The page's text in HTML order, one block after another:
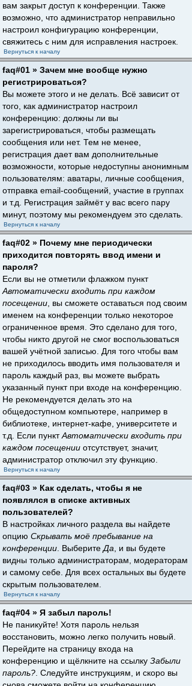
вам закрыт доступ к конференции. Также
возможно, что администратор неправильно
настроил конфигурацию конференции,
свяжитесь с ним для исправления настроек.
Вернуться к началу
faq#01 » Зачем мне вообще нужно
регистрироваться?
Вы можете этого и не делать. Всё зависит от
того, как администратор настроил
конференцию: должны ли вы
зарегистрироваться, чтобы размещать
сообщения или нет. Тем не менее,
регистрация дает вам дополнительные
возможности, которые недоступны анонимным
пользователям: аватары, личные сообщения,
отправка email-сообщений, участие в группах
и т.д. Регистрация займёт у вас всего пару
минут, поэтому мы рекомендуем это сделать.
Вернуться к началу
faq#02 » Почему мне периодически
приходится повторять ввод имени и
пароля?
Если вы не отметили флажком пункт
Автоматически входить при каждом
посещении , вы сможете оставаться под своим
именем на конференции только некоторое
ограниченное время. Это сделано для того,
чтобы никто другой не смог воспользоваться
вашей учётной записью. Для того чтобы вам
не приходилось вводить имя пользователя и
пароль каждый раз, вы можете выбрать
указанный пункт при входе на конференцию.
Не рекомендуется делать это на
общедоступном компьютере, например в
библиотеке, интернет-кафе, университете и
т.д. Если пунктАвтоматически входить при
каждом посещении отсутствует, значит,
администратор отключил эту функцию.
Вернуться к началу
faq#03 » Как сделать, чтобы я не
появлялся в списке активных
пользователей?
В настройках личного раздела вы найдете
опцию Скрывать моё пребывание на
конференции . Выберите Да , и вы будете
видны только администраторам, модераторам
и самому себе. Для всех остальных вы будете
скрытым пользователем.
Вернуться к началу
faq#04 » Я забыл пароль!
Не паникуйте! Хотя пароль нельзя
восстановить, можно легко получить новый.
Перейдите на страницу входа на
конференцию и щёлкните на ссылку Забыли
пароль? . Следуйте инструкциям, и скоро вы